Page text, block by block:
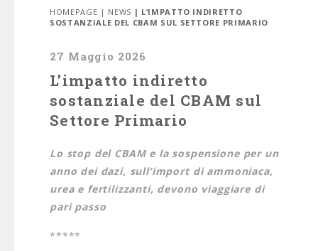
HOMEPAGE | NEWS | L’IMPATTO INDIRETTO
SOSTANZIALE DEL CBAM SUL SETTORE PRIMARIO
27 Maggio 2026
L’impatto indiretto
sostanziale del CBAM sul
Settore Primario
Lo stop del CBAM e la sospensione per un
anno dei dazi, sull’import di ammoniaca,
urea e fertilizzanti, devono viaggiare di
pari passo
*****